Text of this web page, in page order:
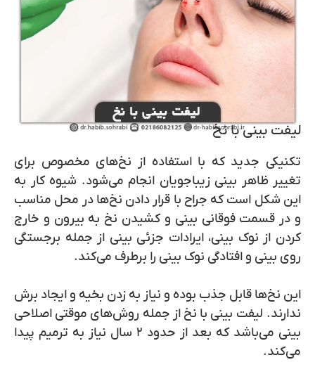
لیفت بینی با نخ
تکنیکی جدید که با استفاده از نخ‌های مخصوص برای
تغییر ظاهر بینی زیباجویان انجام می‌شود. شیوه کار به
این شکل است که جراح با قرار دادن نخ‌ها در محل مناسب
و در قسمت فوقانی بینی و کشیدن نخ به بیرون و خارج
کردن از نوک بینی، ایرادات جزئی بینی از جمله برجستگی
روی بینی و افتادگی نوک بینی را برطرف می‌کند.
این نخ‌ها قابل جذب بوده و نیاز به زدن بخیه و ایجاد برش
ندارند. لیفت بینی با نخ از جمله روش‌های موقتی اصلاحی
بینی می‌باشد که بعد از حدود ۲ سال نیاز به ترمیم پیدا
می‌کند.